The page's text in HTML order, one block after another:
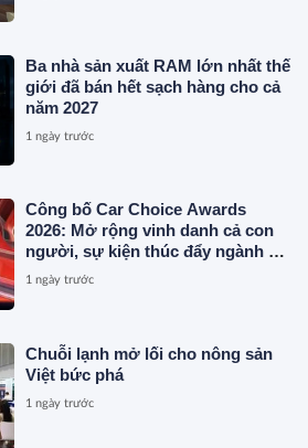
Ba nhà sản xuất RAM lớn nhất thế
giới đã bán hết sạch hàng cho cả
năm 2027
1 ngày trước
Công bố Car Choice Awards
2026: Mở rộng vinh danh cả con
người, sự kiện thúc đẩy ngành xe
Việt Nam
1 ngày trước
Chuỗi lạnh mở lối cho nông sản
Việt bức phá
1 ngày trước